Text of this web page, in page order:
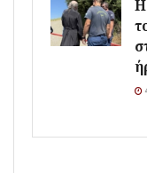
Η